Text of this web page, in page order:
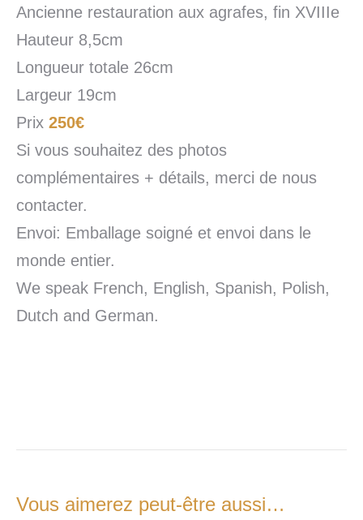
Ancienne restauration aux agrafes, fin XVIIIe
Hauteur 8,5cm
Longueur totale 26cm
Largeur 19cm
Prix 250€
Si vous souhaitez des photos
complémentaires + détails, merci de nous
contacter.
Envoi: Emballage soigné et envoi dans le
monde entier.
We speak French, English, Spanish, Polish,
Dutch and German.
Vous aimerez peut-être aussi…